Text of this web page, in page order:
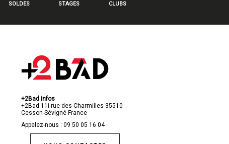
SOLDES STAGES CLUBS
+2Bad infos
+2Bad 11i rue des Charmilles 35510
Cesson-Sévigné France
Appelez-nous : 09 50 05 16 04